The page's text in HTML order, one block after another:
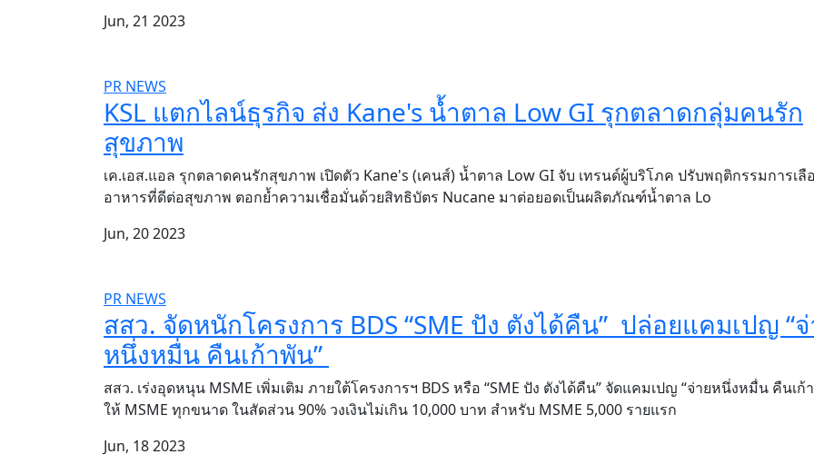
Jun, 21 2023
PR NEWS
KSL แตกไลน์ธุรกิจ ส่ง Kane's น้ำตาล Low GI รุกตลาดกลุ่มคนรัก
สุขภาพ
เค.เอส.แอล รุกตลาดคนรักสุขภาพ เปิดตัว Kane's (เคนส์) น้ำตาล Low GI จับ เทรนด์ผู้บริโภค ปรับพฤติกรรมการเ
อาหารที่ดีต่อสุขภาพ ตอกย้ำความเชื่อมั่นด้วยสิทธิบัตร Nucane มาต่อยอดเป็นผลิตภัณฑ์น้ำตาล Lo
Jun, 20 2023
PR NEWS
สสว. จัดหนักโครงการ BDS “SME ปัง ตังได้คืน” ปล่อยแคมเปญ “
หนึ่งหมื่น คืนเก้าพัน”
สสว. เร่งอุดหนุน MSME เพิ่มเติม ภายใต้โครงการฯ BDS หรือ “SME ปัง ตังได้คืน” จัดแคมเปญ “จ่ายหนึ่งหมื่น คืนเก้
ให้ MSME ทุกขนาด ในสัดส่วน 90% วงเงินไม่เกิน 10,000 บาท สำหรับ MSME 5,000 รายแรก
Jun, 18 2023